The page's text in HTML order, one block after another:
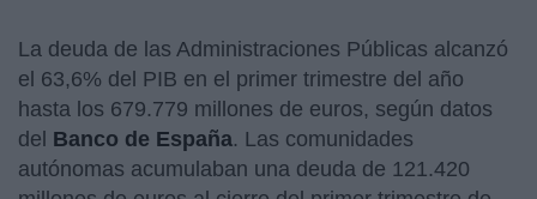
La deuda de las Administraciones Públicas alcanzó
el 63,6% del PIB en el primer trimestre del año
hasta los 679.779 millones de euros, según datos
del Banco de España. Las comunidades
autónomas acumulaban una deuda de 121.420